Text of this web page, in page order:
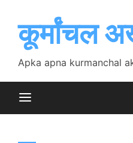
contentकूर्मांचल
Apka apna kurmanchal